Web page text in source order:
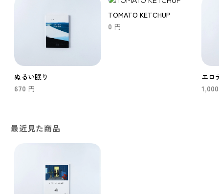
ぬるい眠り
670 円
TOMATO KETCHUP
0 円
エロ
1,000
最近見た商品